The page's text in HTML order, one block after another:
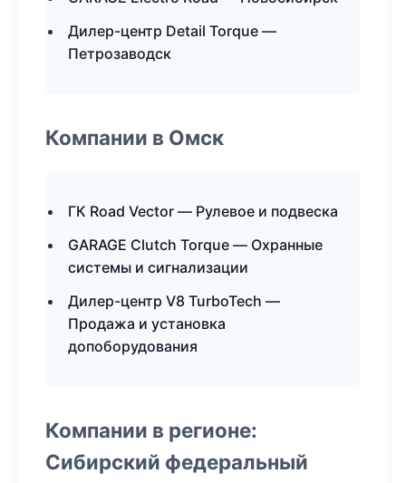
Дилер-центр Detail Torque —
Петрозаводск
Компании в Омск
ГК Road Vector — Рулевое и подвеска
GARAGE Clutch Torque — Охранные
системы и сигнализации
Дилер-центр V8 TurboTech —
Продажа и установка
допоборудования
Компании в регионе:
Сибирский федеральный